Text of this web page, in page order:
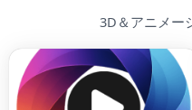
3D＆アニメー